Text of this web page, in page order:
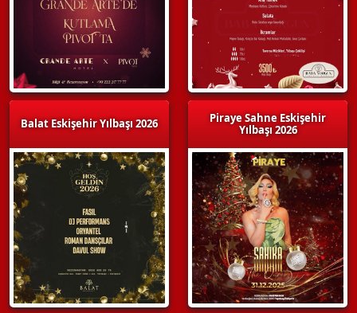
Balat Eskişehir Yılbaşı 2026
Piraye Sahne Eskişehir
Yılbaşı 2026